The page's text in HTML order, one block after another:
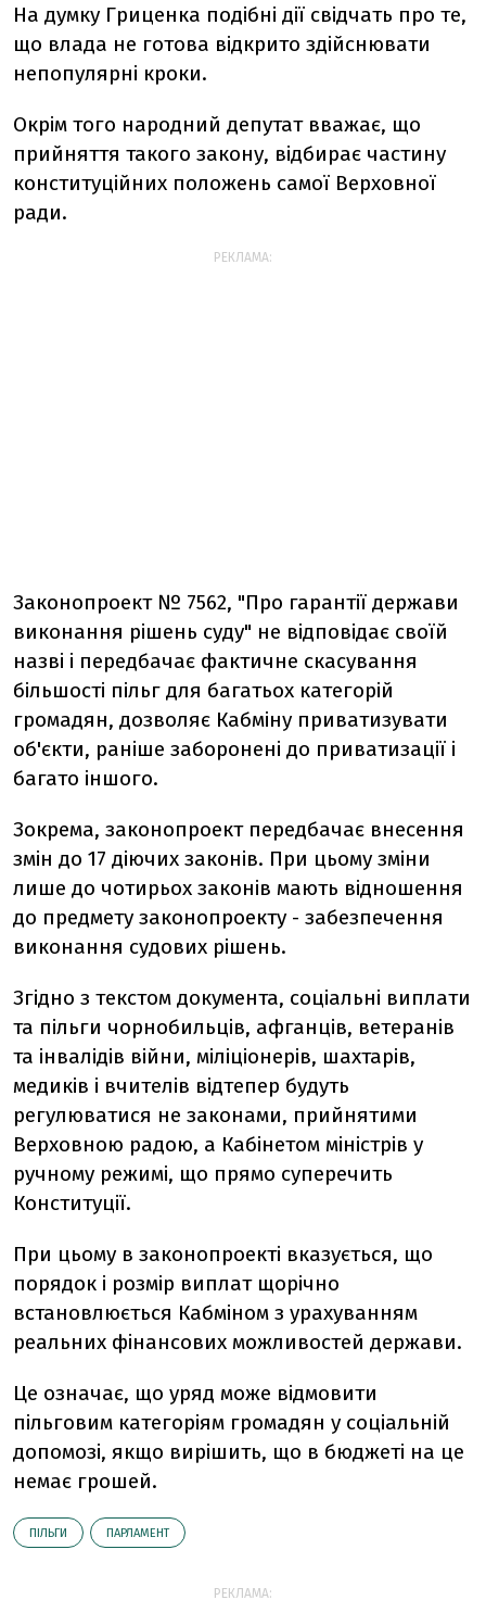
На думку Гриценка подібні дії свідчать про те,
що влада не готова відкрито здійснювати
непопулярні кроки.
Окрім того народний депутат вважає, що
прийняття такого закону, відбирає частину
конституційних положень самої Верховної
ради.
РЕКЛАМА:
Законопроект № 7562, "Про гарантії держави
виконання рішень суду" не відповідає своїй
назві і передбачає фактичне скасування
більшості пільг для багатьох категорій
громадян, дозволяє Кабміну приватизувати
об'єкти, раніше заборонені до приватизації і
багато іншого.
Зокрема, законопроект передбачає внесення
змін до 17 діючих законів. При цьому зміни
лише до чотирьох законів мають відношення
до предмету законопроекту - забезпечення
виконання судових рішень.
Згідно з текстом документа, соціальні виплати
та пільги чорнобильців, афганців, ветеранів
та інвалідів війни, міліціонерів, шахтарів,
медиків і вчителів відтепер будуть
регулюватися не законами, прийнятими
Верховною радою, а Кабінетом міністрів у
ручному режимі, що прямо суперечить
Конституції.
При цьому в законопроекті вказується, що
порядок і розмір виплат щорічно
встановлюється Кабміном з урахуванням
реальних фінансових можливостей держави.
Це означає, що уряд може відмовити
пільговим категоріям громадян у соціальній
допомозі, якщо вирішить, що в бюджеті на це
немає грошей.
ПІЛЬГИ ПАРЛАМЕНТ
РЕКЛАМА: